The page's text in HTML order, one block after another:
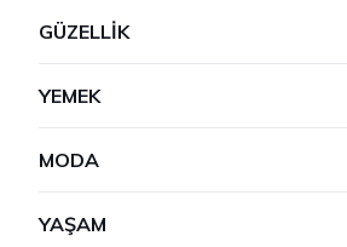
GÜZELLIK
YEMEK
MODA
YAŞAM